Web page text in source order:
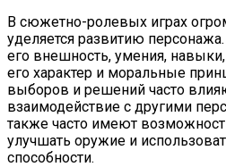
В сюжетно-ролевых играх
уделяется развитию
его внешность, умения,
его характер и моральные
выборов и решений часто
взаимодействие с другими
также часто имеют
улучшать оружие и
способности.